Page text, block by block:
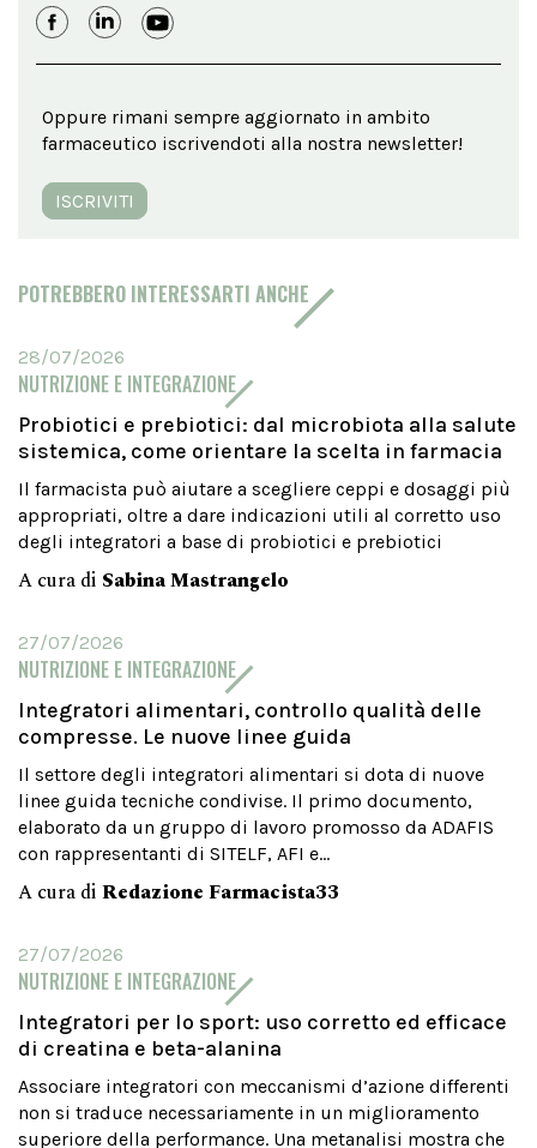
Oppure rimani sempre aggiornato in ambito
farmaceutico iscrivendoti alla nostra newsletter!
ISCRIVITI
POTREBBERO INTERESSARTI ANCHE
28/07/2026
NUTRIZIONE E INTEGRAZIONE
Probiotici e prebiotici: dal microbiota alla salute
sistemica, come orientare la scelta in farmacia
Il farmacista può aiutare a scegliere ceppi e dosaggi più
appropriati, oltre a dare indicazioni utili al corretto uso
degli integratori a base di probiotici e prebiotici
A cura di Sabina Mastrangelo
27/07/2026
NUTRIZIONE E INTEGRAZIONE
Integratori alimentari, controllo qualità delle
compresse. Le nuove linee guida
Il settore degli integratori alimentari si dota di nuove
linee guida tecniche condivise. Il primo documento,
elaborato da un gruppo di lavoro promosso da ADAFIS
con rappresentanti di SITELF, AFI e...
A cura di Redazione Farmacista33
27/07/2026
NUTRIZIONE E INTEGRAZIONE
Integratori per lo sport: uso corretto ed efficace
di creatina e beta-alanina
Associare integratori con meccanismi d’azione differenti
non si traduce necessariamente in un miglioramento
superiore della performance. Una metanalisi mostra che